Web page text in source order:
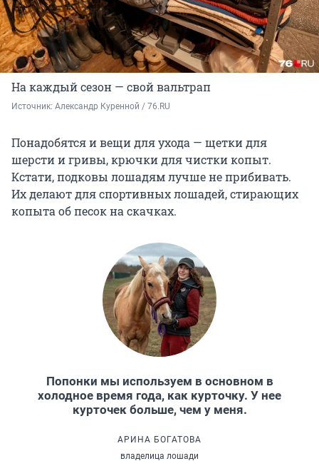
На каждый сезон — свой вальтрап
Источник: Александр Куренной / 76.RU
Понадобятся и вещи для ухода — щетки для
шерсти и гривы, крючки для чистки копыт.
Кстати, подковы лошадям лучше не прибивать.
Их делают для спортивных лошадей, стирающих
копыта об песок на скачках.
Попонки мы используем в основном в
холодное время года, как курточку. У нее
курточек больше, чем у меня.
АРИНА БОГАТОВА
владелица лошади